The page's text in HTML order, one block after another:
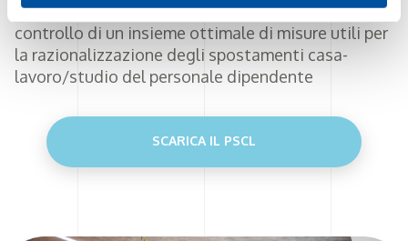
strumento di sviluppo, implementazione e
controllo di un insieme ottimale di misure utili per
la razionalizzazione degli spostamenti casa-
lavoro/studio del personale dipendente
SCARICA IL PSCL